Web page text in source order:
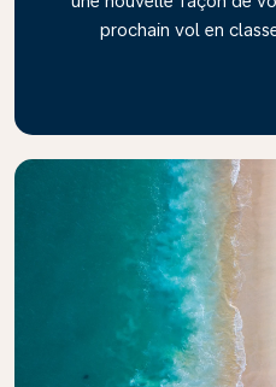
prochain vol en